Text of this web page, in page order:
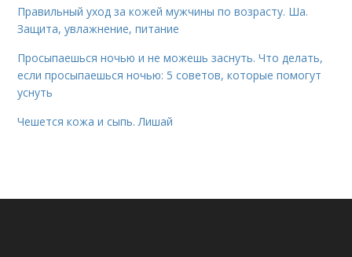
Правильный уход за кожей мужчины по возрасту. Ша.
Защита, увлажнение, питание
Просыпаешься ночью и не можешь заснуть. Что делать,
если просыпаешься ночью: 5 советов, которые помогут
уснуть
Чешется кожа и сыпь. Лишай